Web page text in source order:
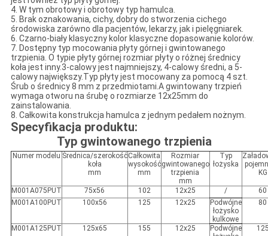
4. W tym obrotowy i obrotowy typ hamulca.
5. Brak oznakowania, cichy, dobry do stworzenia cichego
środowiska zarówno dla pacjentów, lekarzy, jak i pielęgniarek.
6. Czarno-biały klasyczny kolor klasyczne dopasowanie kolorów.
7. Dostępny typ mocowania płyty górnej i gwintowanego
trzpienia. O typie płyty górnej rozmiar płyty o różnej średnicy
koła jest inny.3-calowy jest najmniejszy, 4-calowy średni, a 5-
calowy największy.Typ płyty jest mocowany za pomocą 4 szt.
Śrub o średnicy 8 mm z przedmiotami.A gwintowany trzpień
wymaga otworu na śrubę o rozmiarze 12x25mm do
zainstalowania.
8. Całkowita konstrukcja hamulca z jednym pedałem nożnym.
Specyfikacja produktu:
Typ gwintowanego trzpienia
Numer modelu Średnica/szerokość
koła
mm
Całkowita
wysokość
mm
Rozmiar
gwintowanego
trzpienia
mm
Typ
łożyska
KG
M001A075PUT 75x56 102 12x25 /
60
M001A100PUT
100x56 125 12x25
Podwójne
łożysko
kulkowe
80
M001A125PUT 125x65 155 12x25
Podwójne